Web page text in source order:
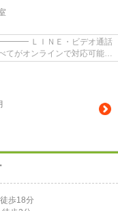
ＩＮＥ・ビデオ通話
てがオンラインで対応可能ー
徒歩18分